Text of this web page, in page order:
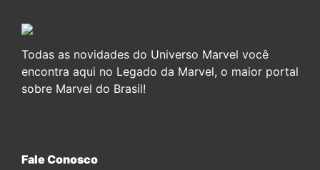
Todas as novidades do Universo Marvel você
encontra aqui no Legado da Marvel, o maior portal
sobre Marvel do Brasil!
Fale Conosco